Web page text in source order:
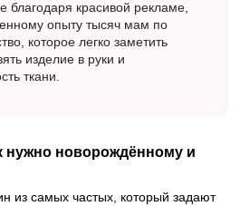
благодаря красивой рекламе,
опыту тысяч мам по
которое легко заметить
изделие в руки и
ткани.
нужно новорождённому и
из самых частых, который задают